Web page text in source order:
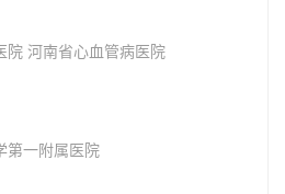
院 河南省心血管病医院
第一附属医院